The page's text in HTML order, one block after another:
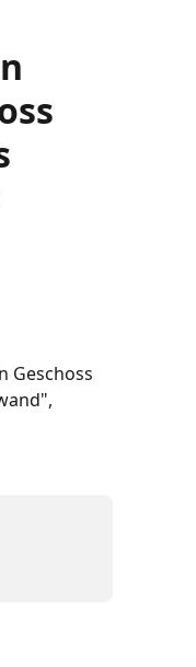
Geschoss